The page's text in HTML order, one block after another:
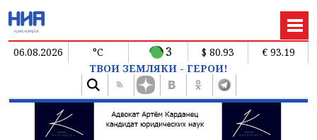
06.08.2026 °C 3 $ 80.93
€ 93.19
ТВОИ ЗЕМЛЯКИ - ГЕРОИ!